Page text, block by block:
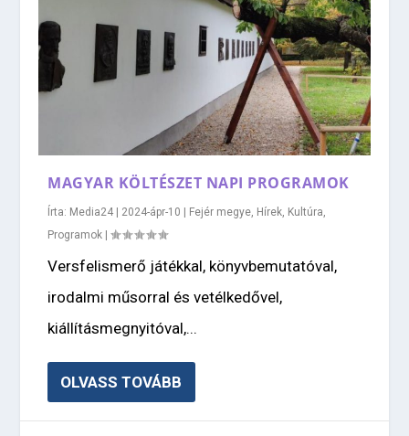
MAGYAR KÖLTÉSZET NAPI PROGRAMOK
Írta: Media24 2024-ápr-10 Fejér megye, Hírek, Kultúra,
Programok |
Versfelismerő játékkal, könyvbemutatóval,
irodalmi műsorral és vetélkedővel,
kiállításmegnyitóval,...
OLVASS TOVÁBB